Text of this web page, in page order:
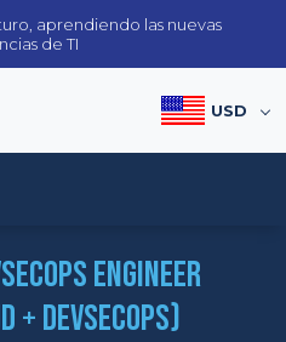
aprendiendo las nuevas
de TI
USD
Engineer
+ DevSecOps)